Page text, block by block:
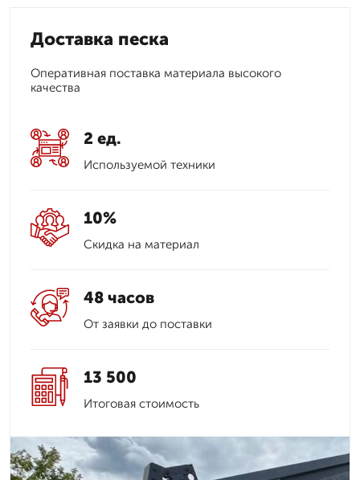
Доставка песка
Оперативная поставка материала высокого
качества
2 ед.
Используемой техники
10%
Скидка на материал
48 часов
От заявки до поставки
13 500
Итоговая стоимость